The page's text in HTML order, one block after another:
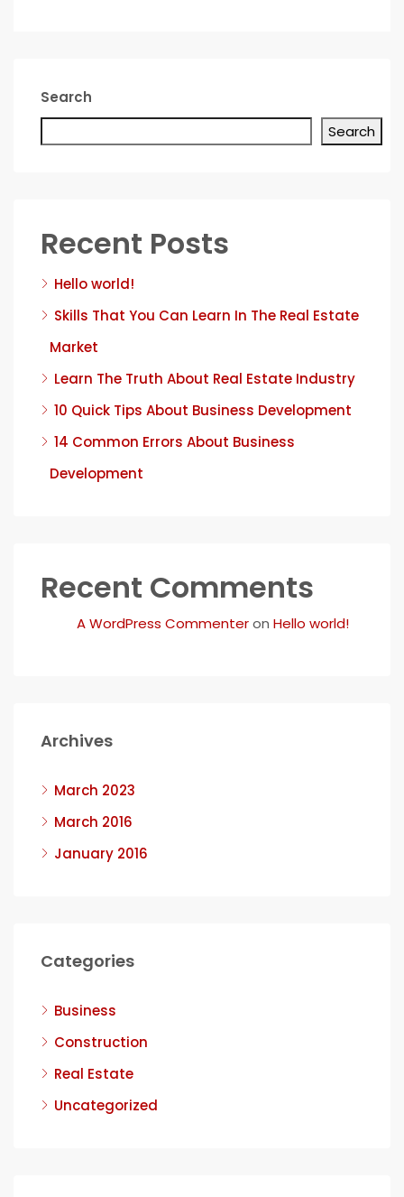
Search
Search
Recent Posts
Hello world!
Skills That You Can Learn In The Real Estate
Market
Learn The Truth About Real Estate Industry
10 Quick Tips About Business Development
14 Common Errors About Business
Development
Recent Comments
A WordPress Commenteron Hello world!
Archives
March 2023
March 2016
January 2016
Categories
Business
Construction
Real Estate
Uncategorized